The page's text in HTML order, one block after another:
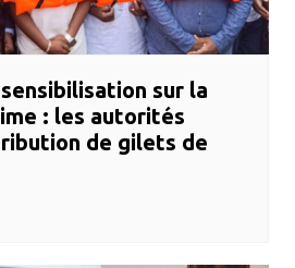
sur la
: les autorités
de gilets de